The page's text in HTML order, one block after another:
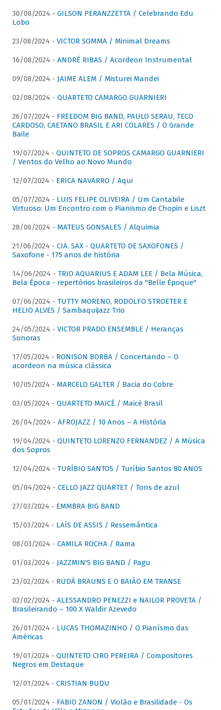
30/08/2024 - GILSON PERANZZETTA / Celebrando Edu
Lobo
23/08/2024 - VICTOR SOMMA / Minimal Dreams
16/08/2024 - ANDRÉ RIBAS / Acordeon Instrumental
09/08/2024 - JAIME ALEM / Misturei Mandei
02/08/2024 - QUARTETO CAMARGO GUARNIERI
26/07/2024 - FREEDOM BIG BAND, PAULO SERAU, TECO
CARDOSO, CAETANO BRASIL E ARI COLARES / O Grande
Baile
19/07/2024 - QUINTETO DE SOPROS CAMARGO GUARNIERI
/ Ventos do Velho ao Novo Mundo
12/07/2024 - ERICA NAVARRO / Aqui
05/07/2024 - LUIS FELIPE OLIVEIRA / Um Cantabile
Virtuoso: Um Encontro com o Pianismo de Chopin e Liszt
28/06/2024 - MATEUS GONSALES / Alquimia
21/06/2024 - CIA. SAX - QUARTETO DE SAXOFONES /
Saxofone - 175 anos de história
14/06/2024 - TRIO AQUARIUS E ADAM LEE / Bela Música,
Bela Época - repertórios brasileiros da "Belle Époque"
07/06/2024 - TUTTY MORENO, RODOLFO STROETER E
HELIO ALVES / Sambaquijazz Trio
24/05/2024 - VICTOR PRADO ENSEMBLE / Heranças
Sonoras
17/05/2024 - RONISON BORBA / Concertando – O
acordeon na música clássica
10/05/2024 - MARCELO GALTER / Bacia do Cobre
03/05/2024 - QUARTETO MAICÉ / Maicé Brasil
26/04/2024 - AFROJAZZ / 10 Anos – A História
19/04/2024 - QUINTETO LORENZO FERNANDEZ / A Música
dos Sopros
12/04/2024 - TURÍBIO SANTOS / Turíbio Santos 80 ANOS
05/04/2024 - CELLO JAZZ QUARTET / Tons de azul
27/03/2024 - EMMBRA BIG BAND
15/03/2024 - LAÍS DE ASSIS / Ressemântica
08/03/2024 - CAMILA ROCHA / Rama
01/03/2024 - JAZZMIN'S BIG BAND / Pagu
23/02/2024 - RUDÁ BRAUNS E O BAIÃO EM TRANSE
02/02/2024 - ALESSANDRO PENEZZI e NAILOR PROVETA /
Brasileirando – 100 X Waldir Azevedo
26/01/2024 - LUCAS THOMAZINHO / O Pianísmo das
Américas
19/01/2024 - QUINTETO CIRO PEREIRA / Compositores
Negros em Destaque
12/01/2024 - CRISTIAN BUDU
05/01/2024 - FABIO ZANON / Violão e Brasilidade - Os